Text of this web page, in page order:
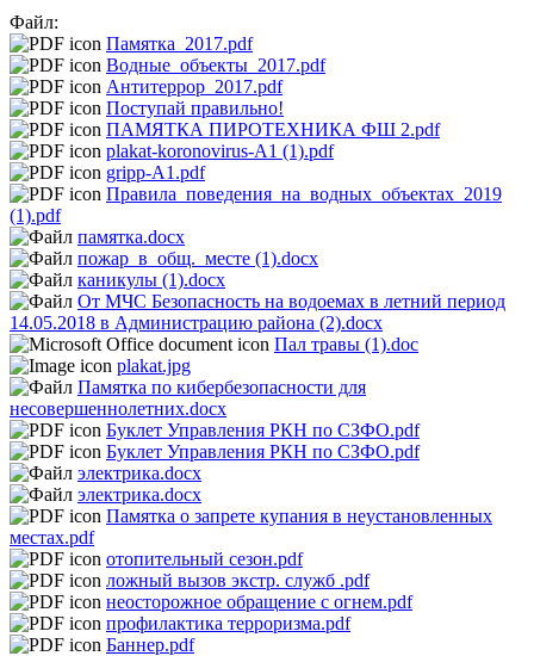
Файл:
Памятка_2017.pdf
Водные_объекты_2017.pdf
Антитеррор_2017.pdf
Поступай правильно!
ПАМЯТКА ПИРОТЕХНИКА ФШ 2.pdf
plakat-koronovirus-A1 (1).pdf
gripp-A1.pdf
Правила_поведения_на_водных_объектах_2019
(1).pdf
памятка.docx
пожар_в_общ._месте (1).docx
каникулы (1).docx
От МЧС Безопасность на водоемах в летний период
14.05.2018 в Администрацию района (2).docx
Пал травы (1).doc
plakat.jpg
Памятка по кибербезопасности для
несовершеннолетних.docx
Буклет Управления РКН по СЗФО.pdf
Буклет Управления РКН по СЗФО.pdf
электрика.docx
электрика.docx
Памятка о запрете купания в неустановленных
местах.pdf
отопительный сезон.pdf
ложный вызов экстр. служб .pdf
неосторожное обращение с огнем.pdf
профилактика терроризма.pdf
Баннер.pdf